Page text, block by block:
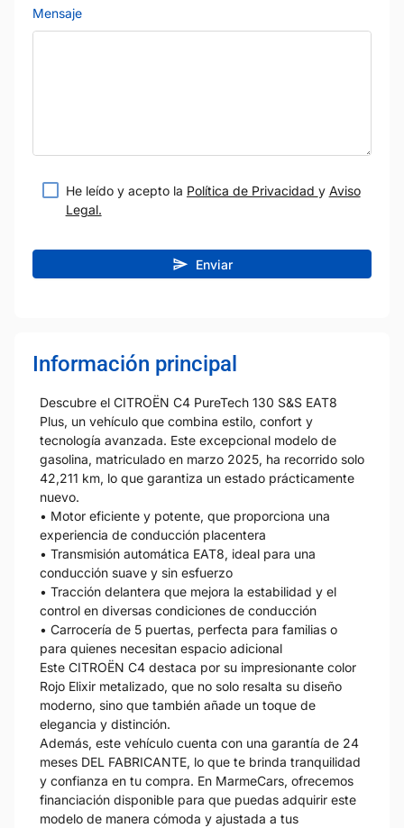
Mensaje
He leído y acepto la Política de Privacidad y Aviso
Legal.
Enviar
Información principal
Descubre el CITROËN C4 PureTech 130 S&S EAT8
Plus, un vehículo que combina estilo, confort y
tecnología avanzada. Este excepcional modelo de
gasolina, matriculado en marzo 2025, ha recorrido solo
42,211 km, lo que garantiza un estado prácticamente
nuevo.
• Motor eficiente y potente, que proporciona una
experiencia de conducción placentera
• Transmisión automática EAT8, ideal para una
conducción suave y sin esfuerzo
• Tracción delantera que mejora la estabilidad y el
control en diversas condiciones de conducción
• Carrocería de 5 puertas, perfecta para familias o
para quienes necesitan espacio adicional
Este CITROËN C4 destaca por su impresionante color
Rojo Elixir metalizado, que no solo resalta su diseño
moderno, sino que también añade un toque de
elegancia y distinción.
Además, este vehículo cuenta con una garantía de 24
meses DEL FABRICANTE, lo que te brinda tranquilidad
y confianza en tu compra. En MarmeCars, ofrecemos
financiación disponible para que puedas adquirir este
modelo de manera cómoda y ajustada a tus